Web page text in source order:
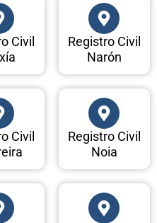
Civil
Registro Civil
Narón
Civil
Registro Civil
Noia